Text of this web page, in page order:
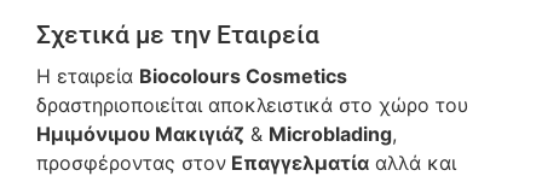
Σχετικά με την Εταιρεία
Η εταιρεία Biocolours Cosmetics
δραστηριοποιείται αποκλειστικά στο χώρο του
Ημιμόνιμου Μακιγιάζ & Microblading,
προσφέροντας στον Επαγγελματία αλλά και